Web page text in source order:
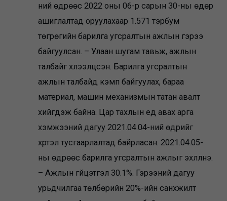
ний өдрөөс 2022 оны 06-р сарын 30-ны өдөр
ашиглалтад оруулахаар 1.571 тэрбум
төгрөгийн барилга угсралтын ажлын гэрээ
байгуулсан. – Улаан шугам тавьж, ажлын
талбайг хүлээлцсэн. Барилга угсралтын
ажлын талбайд кэмп байгуулах, бараа
материал, машин механизмын татан авалт
хийгдэж байна. Цар тахлын үед авах арга
хэмжээний дагуу 2021.04.04-ний өдрийг
хүртэл тусгаарлалтад байрласан. 2021.04.05-
ны өдрөөс барилга угсралтын ажлыг эхлүүлнэ.
– Ажлын гүйцэтгэл 30.1%. Гэрээний дагуу
урьдчилгаа төлбөрийн 20%-ийн санхүүжилт